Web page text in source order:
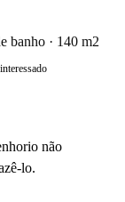
banho 140 m2
interessado
não
lo.